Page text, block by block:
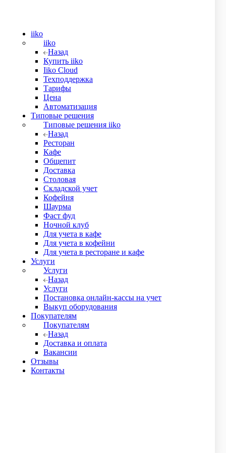
iiko
iiko
Назад
Купить iiko
Iiko Cloud
Техподдержка
Тарифы
Цена
Автоматизация
Типовые решения
Типовые решения iiko
Назад
Ресторан
Кафе
Общепит
Доставка
Столовая
Складской учет
Кофейня
Шаурма
Фаст фуд
Ночной клуб
Для учета в кафе
Для учета в кофейни
Для учета в ресторане и кафе
Услуги
Услуги
Назад
Услуги
Постановка онлайн-кассы на учет
Выкуп оборудования
Покупателям
Покупателям
Назад
Доставка и оплата
Вакансии
Отзывы
Контакты
Товар можно получить либо самовывозом из нашего
печать. В противном случае документы
его привозит курьер. Выдаются оригиналы первичных
данные в течение 6 часов и присылает нам
где нет пункта самовывоза ТК СДЭК, до бесплатно
и на усмотрение отправителя.
курьера.
10 в будние дни с 11 до 19